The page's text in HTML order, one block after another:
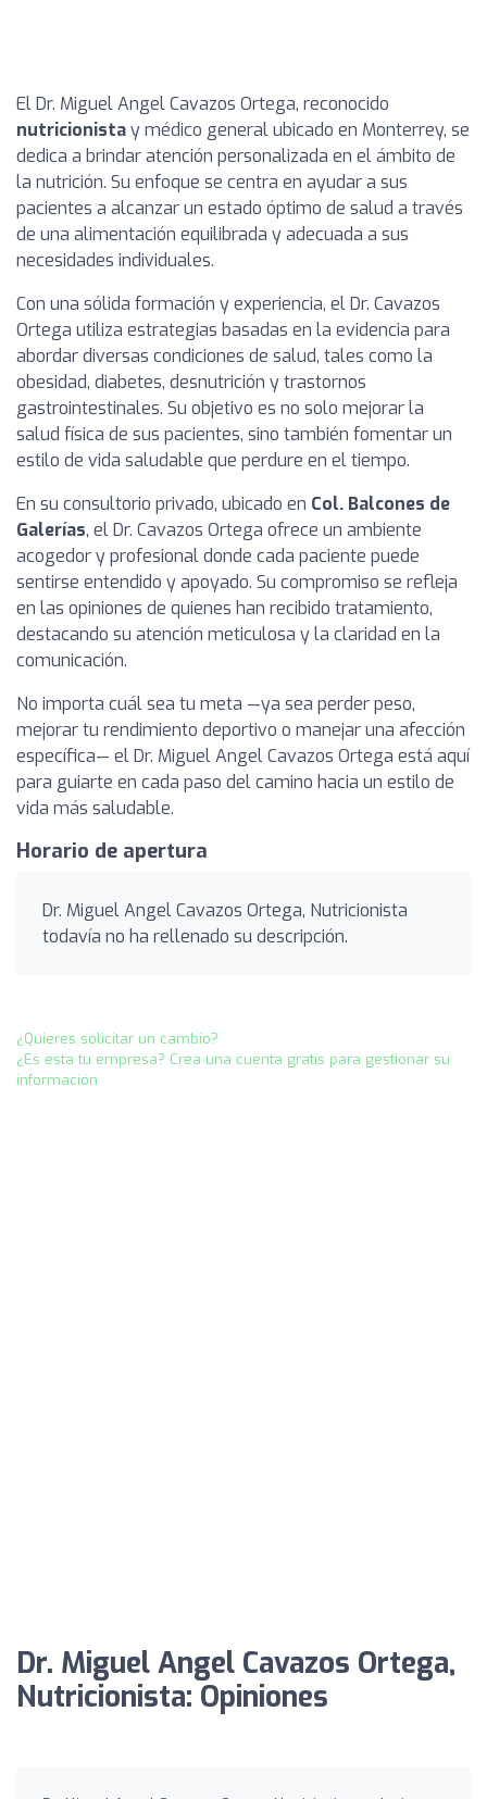
El Dr. Miguel Angel Cavazos Ortega, reconocido
nutricionistay médico general ubicado en Monterrey, se
dedica a brindar atención personalizada en el ámbito de
la nutrición. Su enfoque se centra en ayudar a sus
pacientes a alcanzar un estado óptimo de salud a través
de una alimentación equilibrada y adecuada a sus
necesidades individuales.
Con una sólida formación y experiencia, el Dr. Cavazos
Ortega utiliza estrategias basadas en la evidencia para
abordar diversas condiciones de salud, tales como la
obesidad, diabetes, desnutrición y trastornos
gastrointestinales. Su objetivo es no solo mejorar la
salud física de sus pacientes, sino también fomentar un
estilo de vida saludable que perdure en el tiempo.
En su consultorio privado, ubicado en Col. Balcones de
Galerías, el Dr. Cavazos Ortega ofrece un ambiente
acogedor y profesional donde cada paciente puede
sentirse entendido y apoyado. Su compromiso se refleja
en las opiniones de quienes han recibido tratamiento,
destacando su atención meticulosa y la claridad en la
comunicación.
No importa cuál sea tu meta —ya sea perder peso,
mejorar tu rendimiento deportivo o manejar una afección
específica— el Dr. Miguel Angel Cavazos Ortega está aquí
para guiarte en cada paso del camino hacia un estilo de
vida más saludable.
Horario de apertura
Dr. Miguel Angel Cavazos Ortega, Nutricionista
todavía no ha rellenado su descripción.
¿Quieres solicitar un cambio?
¿Es esta tu empresa? Crea una cuenta gratis para gestionar su
información
Dr. Miguel Angel Cavazos Ortega,
Nutricionista: Opiniones